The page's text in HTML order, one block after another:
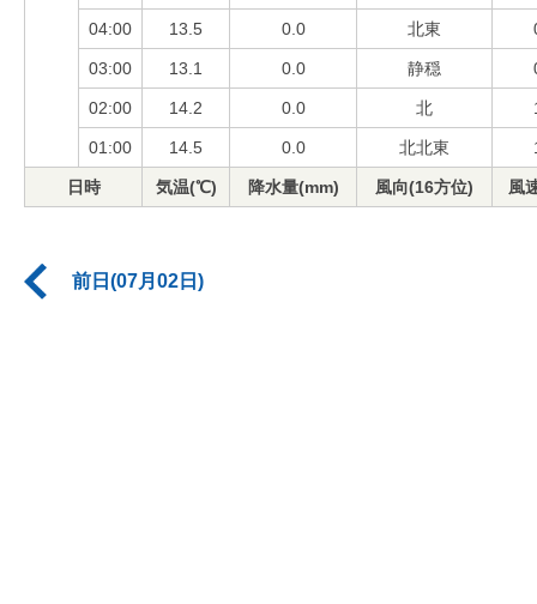
04:00 13.5 0.0 北東
03:00 13.1 0.0 静穏
02:00 14.2 0.0 北
01:00 14.5 0.0 北北東
日時 気温(℃) 降水量(mm) 風向(16方位) 風
前日(07月02日)